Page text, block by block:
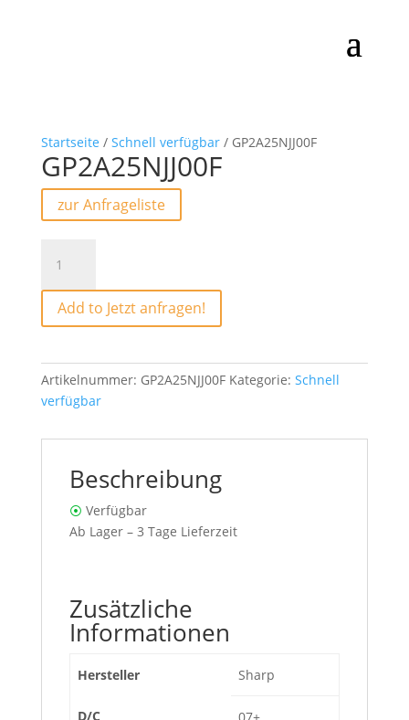
Startseite / Schnell verfügbar/ GP2A25NJJ00F
GP2A25NJJ00F
zur Anfrageliste
Menge
Add to Jetzt anfragen!
Artikelnummer: GP2A25NJJ00F Kategorie: Schnell
verfügbar
Beschreibung
⦿ Verfügbar
Ab Lager – 3 Tage Lieferzeit
Zusätzliche
Informationen
Hersteller Sharp
D/C 07+